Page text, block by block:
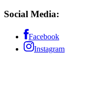
Social Media:
Facebook
Instagram